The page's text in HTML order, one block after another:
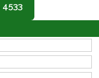
4533